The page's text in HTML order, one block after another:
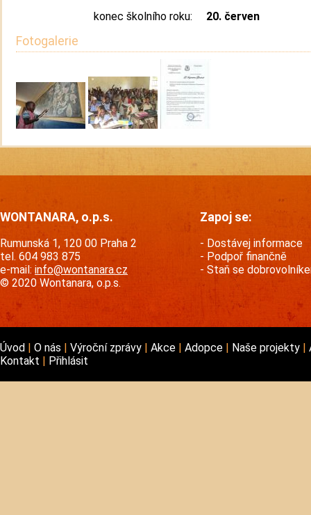
konec školního roku: 20. červen
Fotogalerie
WONTANARA, o.p.s.
Rumunská 1, 120 00 Praha 2
tel. 604 983 875
e-mail: info@wontanara.cz
© 2020 Wontanara, o.p.s.
Zapoj se:
Dostávej informace
Podpoř finančně
Staň se
Úvod O nás Výroční zprávy Akce Adopce Naše projekty
Kontakt
Přihlásit